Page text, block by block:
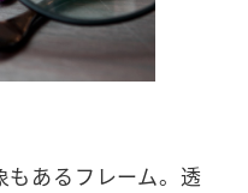
もあるフレーム。透